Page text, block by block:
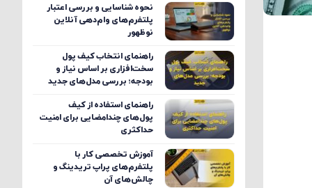
نحوه شناسایی و بررسی اعتبار
پلتفرم‌های وام‌دهی آنلاین
نوظهور
راهنمای انتخاب کیف پول
سخت‌افزاری بر اساس نیاز و
بودجه؛ بررسی مدل‌های جدید
راهنمای استفاده از کیف
پول‌های چندامضایی برای امنیت
حداکثری
آموزش تخصصی کار با
پلتفرم‌های پراپ تریدینگ و
چالش‌های آن